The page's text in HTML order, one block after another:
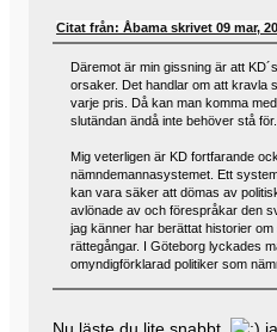
Citat från: Åbama skrivet 09 mar,
Däremot är min gissning är att
orsaker. Det handlar om att kravla
varje pris. Då kan man komma
slutändan ändå inte behöver stå för.
Mig veterligen är KD fortfarande
nämndemannasystemet. Ett
kan vara säker att dömas av
avlönade av och förespråkar den
jag känner har berättat historier
rättegångar. I Göteborg lyckades
omyndigförklarad politiker som
Nu läste du lite snabbt